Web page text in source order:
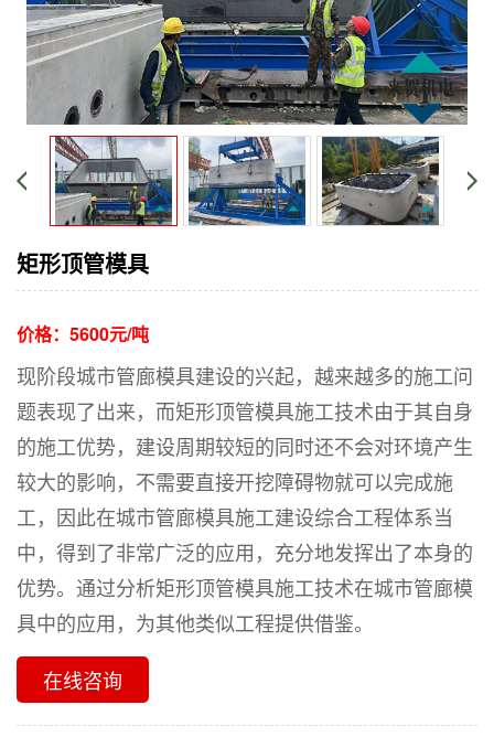
矩形顶管模具
价格： 5600元/吨
现阶段城市管廊模具建设的兴起，越来越多的施工问
题表现了出来，而矩形顶管模具施工技术由于其自身
的施工优势，建设周期较短的同时还不会对环境产生
较大的影响，不需要直接开挖障碍物就可以完成施
工，因此在城市管廊模具施工建设综合工程体系当
中，得到了非常广泛的应用，充分地发挥出了本身的
优势。通过分析矩形顶管模具施工技术在城市管廊模
具中的应用，为其他类似工程提供借鉴。
在线咨询